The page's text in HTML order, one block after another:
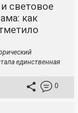
световое
как
единственная
0